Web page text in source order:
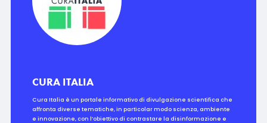
CURA ITALIA
Cura Italia è un portale informativo di divulgazione scientifica che
affronta diverse tematiche, in particolar modo scienza, ambiente
e innovazione, con l’obiettivo di contrastare la disinformazione e